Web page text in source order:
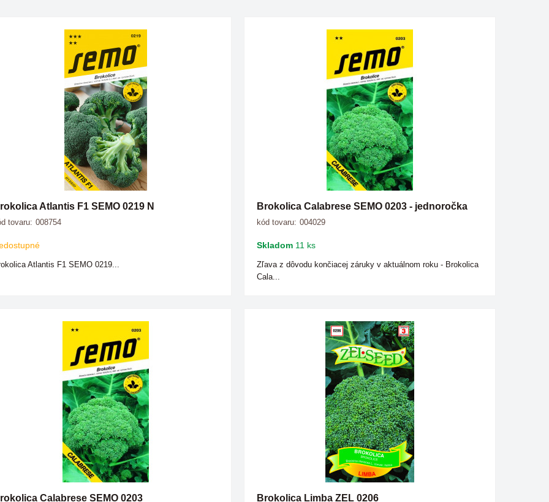
Atlantis F1 SEMO 0219 N
tovaru: 008754
Atlantis F1 SEMO 0219...
Brokolica Calabrese SEMO 0203 - jednoročka
kód tovaru: 004029
Skladom 11 ks
Zľava z dôvodu končiacej záruky v aktuálnom roku - Brokolica
Cala...
Calabrese SEMO 0203 Brokolica Limba ZEL 0206